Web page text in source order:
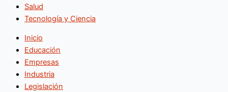
Salud
Tecnología y Ciencia
Inicio
Educación
Empresas
Industria
Legislación